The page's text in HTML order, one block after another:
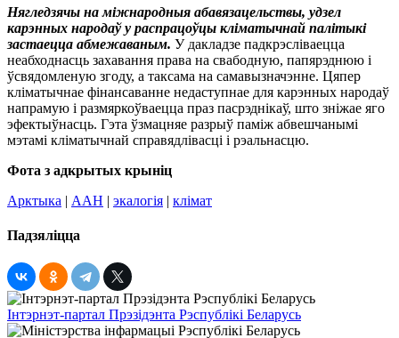
Нягледзячы на міжнародныя абавязацельствы, удзел
карэнных народаў у распрацоўцы кліматычнай палітыкі
застаецца абмежаваным. У дакладзе падкрэсліваецца
неабходнасць захавання права на свабодную, папярэднюю і
ўсвядомленую згоду, а таксама на самавызначэнне. Цяпер
кліматычнае фінансаванне недаступнае для карэнных народаў
напрамую і размяркоўваецца праз пасрэднікаў, што зніжае яго
эфектыўнасць. Гэта ўзмацняе разрыў паміж абвешчанымі
мэтамі кліматычнай справядлівасці і рэальнасцю.
Фота з адкрытых крыніц
Арктыка | ААН | экалогія | клімат
Падзяліцца
Інтэрнэт-партал Прэзідэнта Рэспублікі Беларусь